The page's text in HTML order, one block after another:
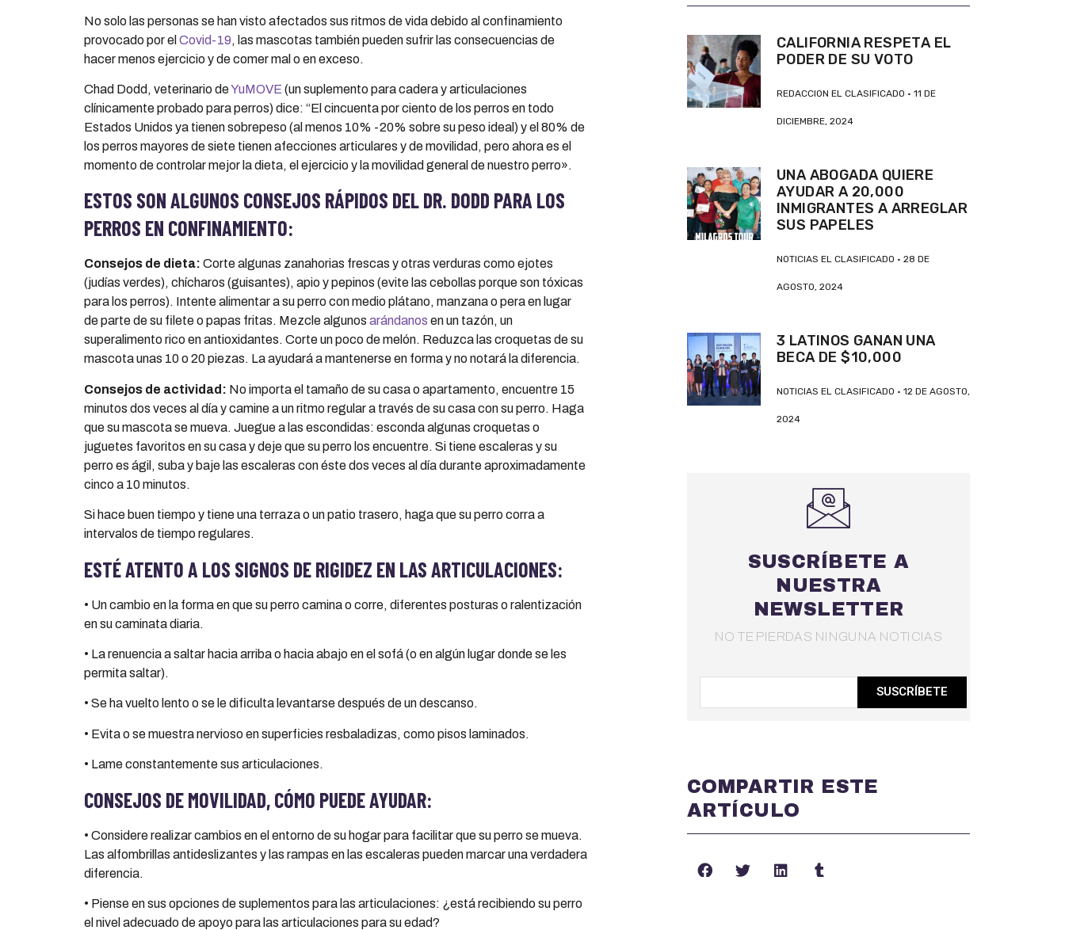
No solo las personas se han visto afectados sus ritmos de vida debido al confinamiento
provocado por elCovid-19, las mascotas también pueden sufrir las consecuencias de
hacer menos ejercicio y de comer mal o en exceso.
Chad Dodd, veterinario deYuMOVE (un suplemento para cadera y articulaciones
clínicamente probado para perros) dice: “El cincuenta por ciento de los perros en todo
Estados Unidos ya tienen sobrepeso (al menos 10% -20% sobre su peso ideal) y el 80% de
los perros mayores de siete tienen afecciones articulares y de movilidad, pero ahora es el
momento de controlar mejor la dieta, el ejercicio y la movilidad general de nuestro perro».
ESTOS SON ALGUNOS CONSEJOS RÁPIDOS DEL DR. DODD PARA LOS
PERROS EN CONFINAMIENTO:
Consejos de dieta: Corte algunas zanahorias frescas y otras verduras como ejotes
(judías verdes), chícharos (guisantes), apio y pepinos (evite las cebollas porque son tóxicas
para los perros). Intente alimentar a su perro con medio plátano, manzana o pera en lugar
de parte de su filete o papas fritas. Mezcle algunosarándanos en un tazón, un
superalimento rico en antioxidantes. Corte un poco de melón. Reduzca las croquetas de su
mascota unas 10 o 20 piezas. La ayudará a mantenerse en forma y no notará la diferencia.
Consejos de actividad: No importa el tamaño de su casa o apartamento, encuentre 15
minutos dos veces al día y camine a un ritmo regular a través de su casa con su perro. Haga
que su mascota se mueva. Juegue a las escondidas: esconda algunas croquetas o
juguetes favoritos en su casa y deje que su perro los encuentre. Si tiene escaleras y su
perro es ágil, suba y baje las escaleras con éste dos veces al día durante aproximadamente
cinco a 10 minutos.
Si hace buen tiempo y tiene una terraza o un patio trasero, haga que su perro corra a
intervalos de tiempo regulares.
ESTÉ ATENTO A LOS SIGNOS DE RIGIDEZ EN LAS ARTICULACIONES:
• Un cambio en la forma en que su perro camina o corre, diferentes posturas o ralentización
en su caminata diaria.
• La renuencia a saltar hacia arriba o hacia abajo en el sofá (o en algún lugar donde se les
permita saltar).
• Se ha vuelto lento o se le dificulta levantarse después de un descanso.
• Evita o se muestra nervioso en superficies resbaladizas, como pisos laminados.
• Lame constantemente sus articulaciones.
CONSEJOS DE MOVILIDAD, CÓMO PUEDE AYUDAR:
• Considere realizar cambios en el entorno de su hogar para facilitar que su perro se mueva.
Las alfombrillas antideslizantes y las rampas en las escaleras pueden marcar una verdadera
diferencia.
• Piense en sus opciones de suplementos para las articulaciones: ¿está recibiendo su perro
el nivel adecuado de apoyo para las articulaciones para su edad?
CALIFORNIA RESPETA EL
PODER DE SU VOTO
REDACCION EL CLASIFICADO 11 DE
DICIEMBRE, 2024
UNA ABOGADA QUIERE
AYUDAR A 20,000
INMIGRANTES A ARREGLAR
SUS PAPELES
NOTICIAS EL CLASIFICADO 28 DE
AGOSTO, 2024
3 LATINOS GANAN UNA
BECA DE $10,000
NOTICIAS EL CLASIFICADO 12 DE AGOSTO,
2024
SUSCRÍBETE A
NUESTRA
NEWSLETTER
NO TE PIERDAS NINGUNA NOTICIAS
SUSCRÍBETE
COMPARTIR ESTE
ARTÍCULO